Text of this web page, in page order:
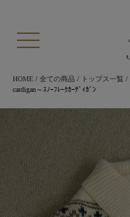
HOME/ 全ての商品/ トップス一覧 /
cardigan～ｽﾉｰﾌﾚｰｸｶｰﾃﾞｨｶﾞﾝ